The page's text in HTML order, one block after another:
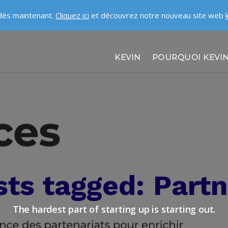
KEVIN POURQUOI KEVIN
tagged:
The hardest part of starting up is starting out.
CONTACTEZ-NOUS
maintenant. Cliquez ici et découvrez notre nouveau site web